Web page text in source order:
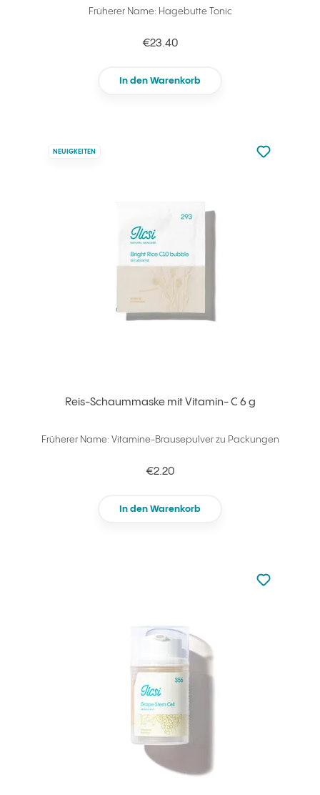
Früherer Name: Hagebutte Tonic
€23.40
In den Warenkorb
Reis-Schaummaske mit Vitamin- C 6 g
NEUIGKEITEN
Früherer Name: Vitamine-Brausepulver zu Packungen
€2.20
In den Warenkorb
zu den
zu Ihren
zu den
zu Ihren